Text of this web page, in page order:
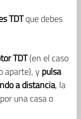
TDTque debes
TDT(en el caso
aparte), y pulsa
a distancia, la
una casa o